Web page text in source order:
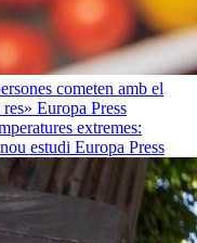
cometen amb el
Europa Press
extremes:
estudi Europa Press